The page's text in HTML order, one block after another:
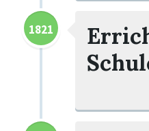
1821